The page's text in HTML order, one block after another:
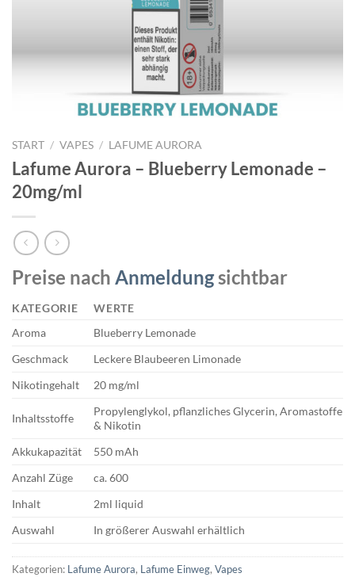
START / VAPES / LAFUME AURORA
Lafume Aurora – Blueberry Lemonade –
20mg/ml
Preise nach Anmeldungsichtbar
KATEGORIE
WERTE
Aroma
Blueberry Lemonade
Geschmack
Leckere Blaubeeren Limonade
Nikotingehalt
20 mg/ml
Inhaltsstoffe
Propylenglykol, pflanzliches Glycerin, Aromastoffe
& Nikotin
Akkukapazität
550 mAh
Anzahl Züge
ca. 600
Inhalt
2ml liquid
Auswahl
In größerer Auswahl erhältlich
Kategorien: Lafume Aurora, Lafume Einweg, Vapes